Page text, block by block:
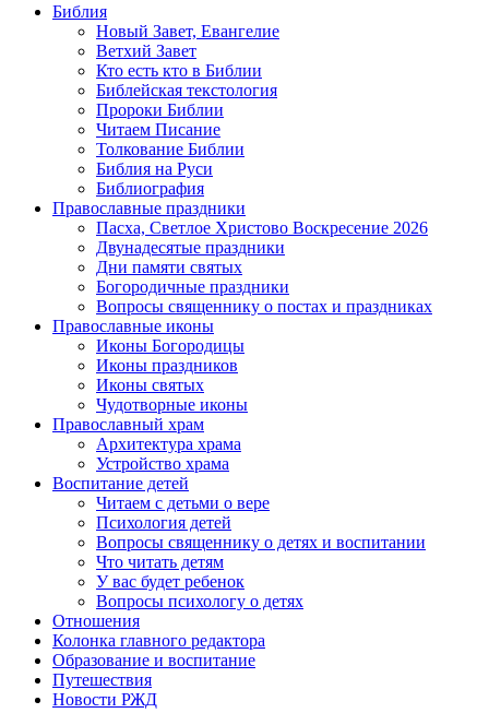
Библия
Новый Завет, Евангелие
Ветхий Завет
Кто есть кто в Библии
Библейская текстология
Пророки Библии
Читаем Писание
Толкование Библии
Библия на Руси
Библиография
Православные праздники
Пасха, Светлое Христово Воскресение 2026
Двунадесятые праздники
Дни памяти святых
Богородичные праздники
Вопросы священнику о постах и праздниках
Православные иконы
Иконы Богородицы
Иконы праздников
Иконы святых
Чудотворные иконы
Православный храм
Архитектура храма
Устройство храма
Воспитание детей
Читаем с детьми о вере
Психология детей
Вопросы священнику о детях и воспитании
Что читать детям
У вас будет ребенок
Вопросы психологу о детях
Отношения
Колонка главного редактора
Образование и воспитание
Путешествия
Новости РЖД